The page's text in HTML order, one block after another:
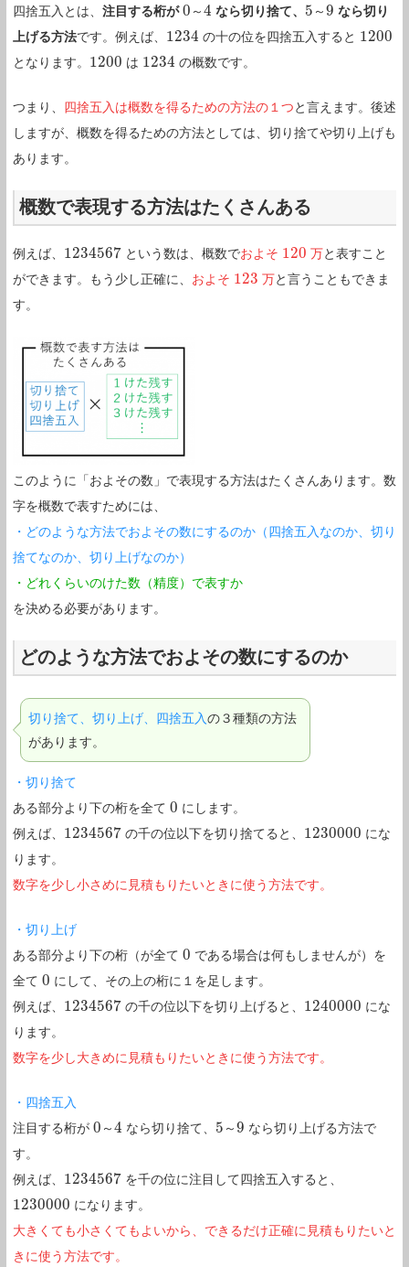
四捨五入とは、 注目する桁が0 ～ 4
0 ～4 なら切り捨て、 5 ～ 9
5 ～9 なら切り
上げる方法です。例えば、 1234
1234 の十の位を四捨五入すると 1200
1200
となります。 1200
1200 は 1234
1234 の概数です。
つまり、 四捨五入は概数を得るための方法の１つと言えます。後述
しますが、概数を得るための方法としては、切り捨てや切り上げも
あります。
概数で表現する方法はたくさんある
例えば、 1234567
1234567 という数は、概数でおよそ 120
120 万と表すこと
ができます。もう少し正確に、 およそ 123
123 万と言うこともできま
す。
このように「およその数」で表現する方法はたくさんあります。数
字を概数で表すためには、
・どのような方法でおよその数にするのか（四捨五入なのか、切り
捨てなのか、切り上げなのか）
・どれくらいのけた数（精度）で表すか
を決める必要があります。
どのような方法でおよその数にするのか
切り捨て、切り上げ、四捨五入の３種類の方法
があります。
・切り捨て
ある部分より下の桁を全て 0
0 にします。
例えば、 1234567
1234567 の千の位以下を切り捨てると、 1230000
1230000
にな
ります。
数字を少し小さめに見積もりたいときに使う方法です。
・切り上げ
ある部分より下の桁（が全て 0
0 である場合は何もしませんが）を
全て 0
0 にして、その上の桁に１を足します。
例えば、 1234567
1234567 の千の位以下を切り上げると、 1240000
1240000
にな
ります。
数字を少し大きめに見積もりたいときに使う方法です。
・四捨五入
注目する桁が 0 ～ 4
0 ～4 なら切り捨て、 5 ～ 9
5 ～9 なら切り上げる方法で
す。
例えば、 1234567
1234567 を千の位に注目して四捨五入すると、
1230000
1230000
になります。
大きくても小さくてもよいから、できるだけ正確に見積もりたいと
きに使う方法です。